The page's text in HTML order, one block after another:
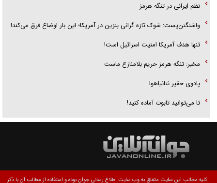
نظم ایرانی در تنگه هرمز
واشنگتن‌پست: شوک تازه گرانی بنزین در آمریکا؛ این بار اوضاع فرق می‌کند!
تنها هدف آمریکا امنیت اسرائیل است!
مخبر: تنگه هرمز حریم بلامنازع ماست
پادوی حقیر نتانیاهو!
تا می‌توانید تابوت آماده کنید!
کلیه مطالب این سایت متعلق به وب سایت اطلاع رسانی جوان بوده و استفاده از مطالب آن با ذکر